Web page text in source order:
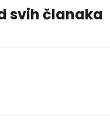
svih članaka